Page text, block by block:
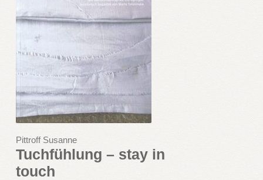
Pittroff Susanne
Tuchfühlung – stay in
touch